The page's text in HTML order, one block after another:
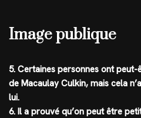
Image publique
5. Certaines personnes ont
de Macaulay Culkin, mais cela
lui.
6. Il a prouvé qu’on peut être